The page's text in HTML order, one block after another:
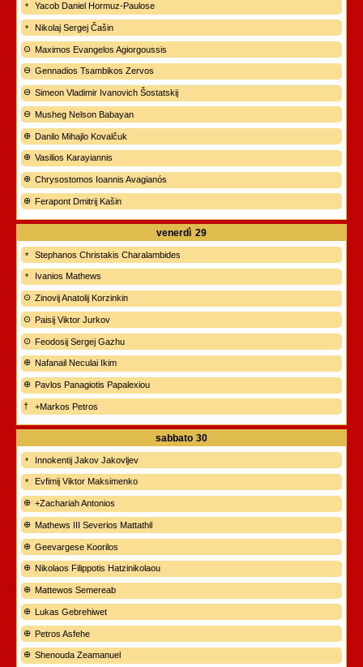
Yacob Daniel Hormuz-Paulose
Nikolaj Sergej Čašin
Maximos Evangelos Agiorgoussis
Gennadios Tsambikos Zervos
Simeon Vladimir Ivanovich Šostatskij
Musheg Nelson Babayan
Danilo Mihajlo Kovalčuk
Vasilios Karayiannis
Chrysostomos Ioannis Avagianós
Ferapont Dmitrij Kašin
venerdì 29
Stephanos Christakis Charalambides
Ivanios Mathews
Zinovij Anatolij Korzinkin
Paisij Viktor Jurkov
Feodosij Sergej Gazhu
Nafanail Neculai Ikim
Pavlos Panagiotis Papalexiou
+Markos Petros
sabbato 30
Innokentij Jakov Jakovljev
Evfimij Viktor Maksimenko
+Zachariah Antonios
Mathews III Severios Mattathil
Geevargese Koorilos
Nikolaos Filippotis Hatzinikolaou
Mattewos Semereab
Lukas Gebrehiwet
Petros Asfehe
Shenouda Zeamanuel